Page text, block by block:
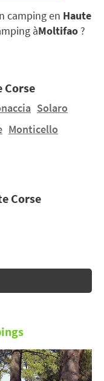
camping en Haute
àMoltifao ?
los paisajes
o en una
de dimensiones
Corse
Solaro
Monticello
Corse